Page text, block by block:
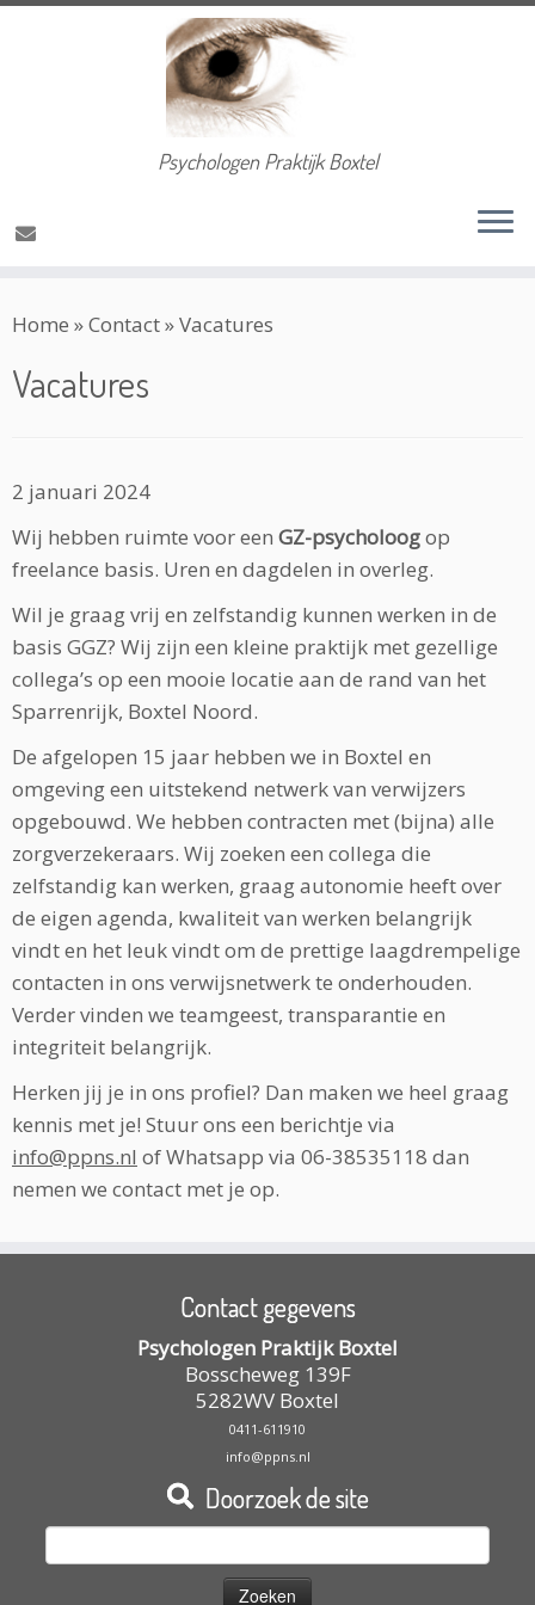
naar
Psychologen Praktijk Boxtel
Home »Contact»Vacatures
Vacatures
2 januari 2024
Wij hebben ruimte voor een GZ-psycholoogop
freelance basis. Uren en dagdelen in overleg.
Wil je graag vrij en zelfstandig kunnen werken in de
basis GGZ? Wij zijn een kleine praktijk met gezellige
collega’s op een mooie locatie aan de rand van het
Sparrenrijk, Boxtel Noord.
De afgelopen 15 jaar hebben we in Boxtel en
omgeving een uitstekend netwerk van verwijzers
opgebouwd. We hebben contracten met (bijna) alle
zorgverzekeraars. Wij zoeken een collega die
zelfstandig kan werken, graag autonomie heeft over
de eigen agenda, kwaliteit van werken belangrijk
vindt en het leuk vindt om de prettige laagdrempelige
contacten in ons verwijsnetwerk te onderhouden.
Verder vinden we teamgeest, transparantie en
integriteit belangrijk.
Herken jij je in ons profiel? Dan maken we heel graag
kennis met je! Stuur ons een berichtje via
info@ppns.nl of Whatsapp via 06-38535118 dan
nemen we contact met je op.
Contact gegevens
Psychologen Praktijk Boxtel
Bosscheweg 139F
5282WV Boxtel
0411-611910
info@ppns.nl
Doorzoek de site
Zoeken